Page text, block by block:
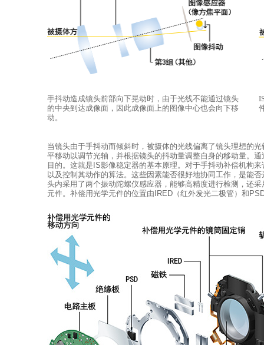
手抖动造成镜头前部向下晃动时，由于光线不能通过镜头
的中央到达成像面，因此成像面上的图像中心也会向下移
动。
当镜头由于手抖动而倾斜时，被摄体的光线偏离了镜头理想的
平移动以调节光轴，并根据镜头的抖动量调整自身的移动量。
目的。这就是IS影像稳定器的基本原理。对于手抖动补偿机构
以及控制其动作的算法。这些因素能否很好地协同工作，是能
头内采用了两个振动陀螺仪感应器，能够高精度进行检测，还
元件。补偿用光学元件的位置由IRED（红外发光二极管）和